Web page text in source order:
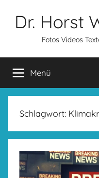
InhaltDr. Horst
Fotos Videos
Menü
Schlagwort: